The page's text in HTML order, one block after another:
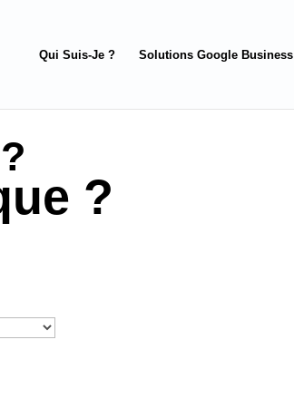
Qui Suis-Je ? Solutions Google Business
?